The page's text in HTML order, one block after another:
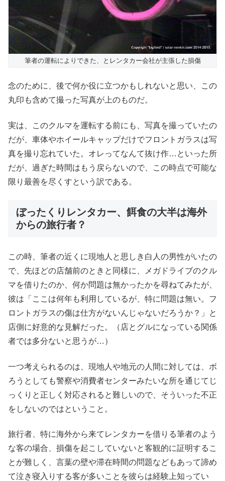
筆者の運転によりできた、とレンタカー会社が主張した損傷
念のために、後で何か役に立つかもしれないと思い、この
丸印も含めて撮った写真が上のものだ。
実は、このクルマを運転する前にも、写真を撮っていたの
だが、車体やホイールキャップだけでフロントガラスは写
真を撮り忘れていた。オレってなんて抜け作…といった所
だが、過ぎた時間はもう戻らないので、この時点で可能な
限り最善を尽くすという訳である。
ぼったくりレンタカー、餌食の大半は海外
からの旅行者？
この時、筆者の近くに現地人と思しき白人の男性がいたの
で、先ほどの店舗前のときと同様に、メガドライブのクル
マを借りたのか、何か問題は無かったかを尋ねてみたが、
彼は「ここは何年も利用しているが、特に問題は無い。フ
ロントガラスの傷は仕方がないんじゃないだろうか？」と
店側に好意的な見解だった。（店とグルになっている関係
者では多分ないと思うが…）
一つ考えられるのは、現地人や地元の人間に対しては、ボ
ろうとしても警察や消費者センターみたいな所を通じてじ
っくりと正しく対応されると難しいので、そういった不正
をしないのではということ。
旅行者、特に海外から来てレンタカーを借りる筆者のよう
な客の場合、損傷を起こしていないと客観的に証明するこ
とが難しく、言葉の壁や滞在時間の問題などもあって諦め
て泣き寝入りする客が多いことを彼らは経験上知ってい